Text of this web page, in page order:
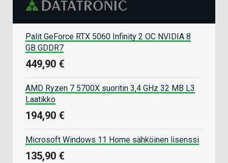
Palit GeForce RTX 5060 Infinity 2 OC NVIDIA 8
GB GDDR7
449,90 €
AMD Ryzen 7 5700X suoritin 3,4 GHz 32 MB L3
Laatikko
194,90 €
Microsoft Windows 11 Home sähköinen lisenssi
135,90 €